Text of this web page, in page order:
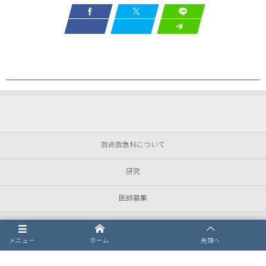
救命救急科について
研究
医師募集
救急科専攻医プログラム
勉強会
メニュー ホーム 先頭へ